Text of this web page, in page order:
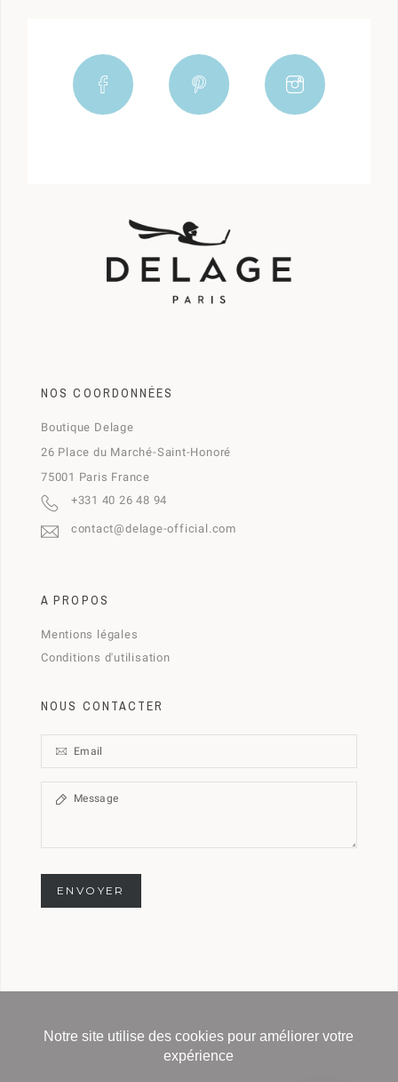
NOS COORDONNÉES
Boutique Delage
26 Place du Marché-Saint-Honoré
75001 Paris France
+331 40 26 48 94
contact@delage-official.com
A PROPOS
Mentions légales
Conditions d'utilisation
NOUS CONTACTER
ENVOYER
Copyright © 2020 Delage-official - All Rights
Reserved -Powered by : HB Paris
Notre site utilise des cookies pour améliorer votre
expérience